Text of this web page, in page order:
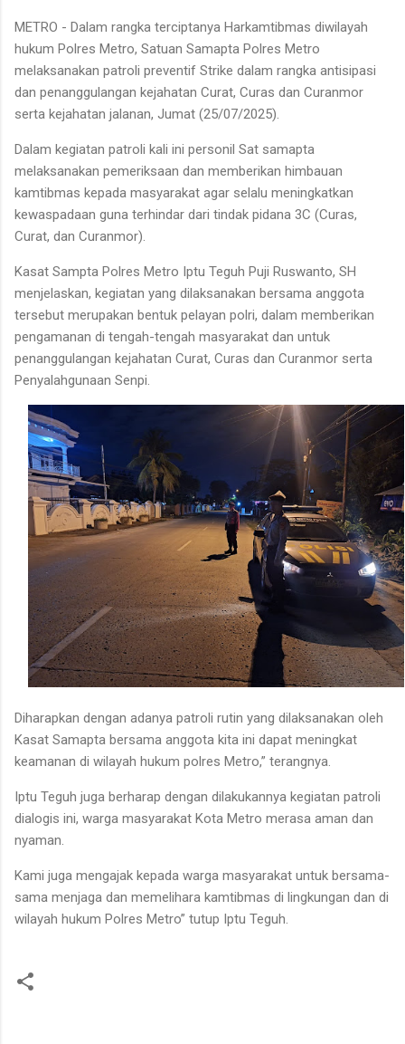
METRO - Dalam rangka terciptanya Harkamtibmas diwilayah
hukum Polres Metro, Satuan Samapta Polres Metro
melaksanakan patroli preventif Strike dalam rangka antisipasi
dan penanggulangan kejahatan Curat, Curas dan Curanmor
serta kejahatan jalanan, Jumat (25/07/2025).
Dalam kegiatan patroli kali ini personil Sat samapta
melaksanakan pemeriksaan dan memberikan himbauan
kamtibmas kepada masyarakat agar selalu meningkatkan
kewaspadaan guna terhindar dari tindak pidana 3C (Curas,
Curat, dan Curanmor).
Kasat Sampta Polres Metro Iptu Teguh Puji Ruswanto, SH
menjelaskan, kegiatan yang dilaksanakan bersama anggota
tersebut merupakan bentuk pelayan polri, dalam memberikan
pengamanan di tengah-tengah masyarakat dan untuk
penanggulangan kejahatan Curat, Curas dan Curanmor serta
Penyalahgunaan Senpi.
Diharapkan dengan adanya patroli rutin yang dilaksanakan oleh
Kasat Samapta bersama anggota kita ini dapat meningkat
keamanan di wilayah hukum polres Metro,” terangnya.
Iptu Teguh juga berharap dengan dilakukannya kegiatan patroli
dialogis ini, warga masyarakat Kota Metro merasa aman dan
nyaman.
Kami juga mengajak kepada warga masyarakat untuk bersama-
sama menjaga dan memelihara kamtibmas di lingkungan dan di
wilayah hukum Polres Metro” tutup Iptu Teguh.